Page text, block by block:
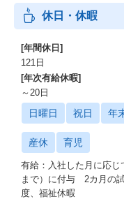
休日・休暇
[年間休日]
121日
[年次有給休暇]
～20日
日曜日 祝日 年
産休 育児
有給：入社した月に応じ
まで）に付与 2カ月の
度、福祉休暇